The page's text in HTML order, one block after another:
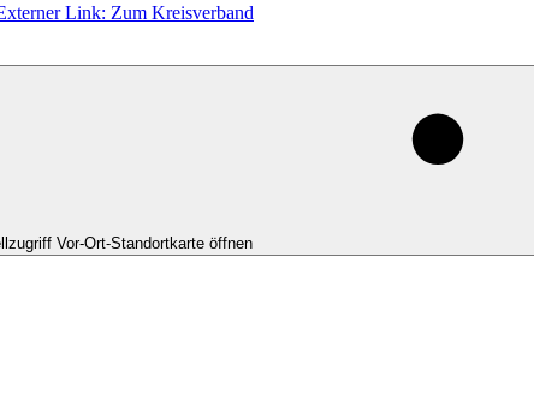
Link: Zum Kreisverband
Vor-Ort-Standortkarte öffnen